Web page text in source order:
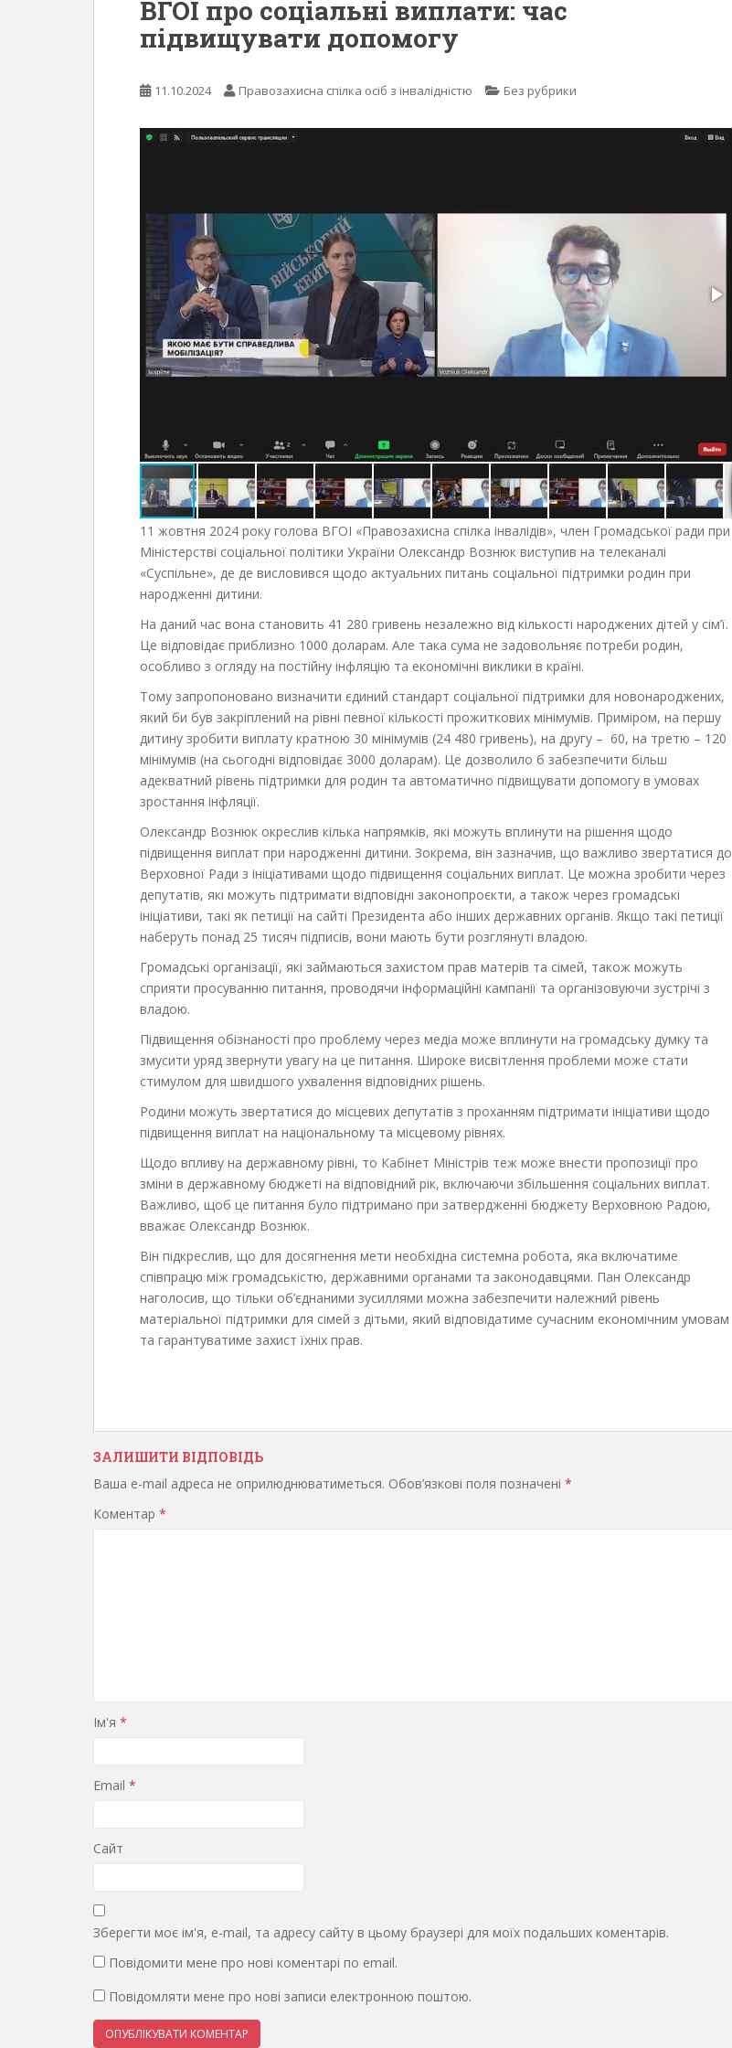
ВГОІ про соціальні виплати: час
підвищувати допомогу
11.10.2024 Правозахисна спілка осіб з інвалідністю Без рубрики
11 жовтня 2024 року голова ВГОІ «Правозахисна спілка інвалідів», член Громадської ради при
Міністерстві соціальної політики України Олександр Вознюк виступив на телеканалі
«Суспільне», де де висловився щодо актуальних питань соціальної підтримки родин при
народженні дитини.
На даний час вона становить 41 280 гривень незалежно від кількості народжених дітей у сім’ї.
Це відповідає приблизно 1000 доларам. Але така сума не задовольняє потреби родин,
особливо з огляду на постійну інфляцію та економічні виклики в країні.
Тому запропоновано визначити єдиний стандарт соціальної підтримки для новонароджених,
який би був закріплений на рівні певної кількості прожиткових мінімумів. Приміром, на першу
дитину зробити виплату кратною 30 мінімумів (24 480 гривень), на другу – 60, на третю – 120
мінімумів (на сьогодні відповідає 3000 доларам). Це дозволило б забезпечити більш
адекватний рівень підтримки для родин та автоматично підвищувати допомогу в умовах
зростання інфляції.
Олександр Вознюк окреслив кілька напрямків, які можуть вплинути на рішення щодо
підвищення виплат при народженні дитини. Зокрема, він зазначив, що важливо звертатися до
Верховної Ради з ініціативами щодо підвищення соціальних виплат. Це можна зробити через
депутатів, які можуть підтримати відповідні законопроєкти, а також через громадські
ініціативи, такі як петиції на сайті Президента або інших державних органів. Якщо такі петиції
наберуть понад 25 тисяч підписів, вони мають бути розглянуті владою.
Громадські організації, які займаються захистом прав матерів та сімей, також можуть
сприяти просуванню питання, проводячи інформаційні кампанії та організовуючи зустрічі з
владою.
Підвищення обізнаності про проблему через медіа може вплинути на громадську думку та
змусити уряд звернути увагу на це питання. Широке висвітлення проблеми може стати
стимулом для швидшого ухвалення відповідних рішень.
Родини можуть звертатися до місцевих депутатів з проханням підтримати ініціативи щодо
підвищення виплат на національному та місцевому рівнях.
Щодо впливу на державному рівні, то Кабінет Міністрів теж може внести пропозиції про
зміни в державному бюджеті на відповідний рік, включаючи збільшення соціальних виплат.
Важливо, щоб це питання було підтримано при затвердженні бюджету Верховною Радою,
вважає Олександр Вознюк.
Він підкреслив, що для досягнення мети необхідна системна робота, яка включатиме
співпрацю між громадськістю, державними органами та законодавцями. Пан Олександр
наголосив, що тільки об’єднаними зусиллями можна забезпечити належний рівень
матеріальної підтримки для сімей з дітьми, який відповідатиме сучасним економічним умовам
та гарантуватиме захист їхніх прав.
ЗАЛИШИТИ ВІДПОВІДЬ
Ваша e-mail адреса не оприлюднюватиметься. Обов’язкові поля позначені *
Коментар *
Ім'я *
Email *
Сайт
Зберегти моє ім'я, e-mail, та адресу сайту в цьому браузері для моїх подальших коментарів.
Повідомити мене про нові коментарі по email.
Повідомляти мене про нові записи електронною поштою.